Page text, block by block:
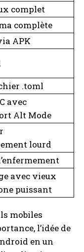
complet
complète
APK
.toml
avec
Alt Mode
lourd
avec vieux
puissant
mobiles
l’idée de
en un